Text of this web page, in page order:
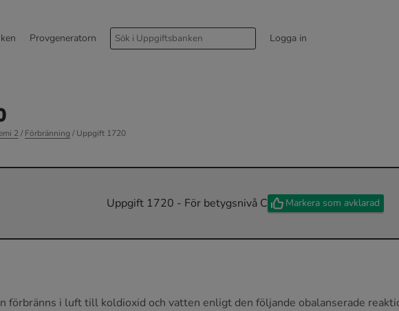
Provgeneratorn Logga in
2/Förbränning / Uppgift 1720
Uppgift 1720 - För betygsnivå C Markera som avklarad
förbränns i luft till koldioxid och vatten enligt den följande obalanserade